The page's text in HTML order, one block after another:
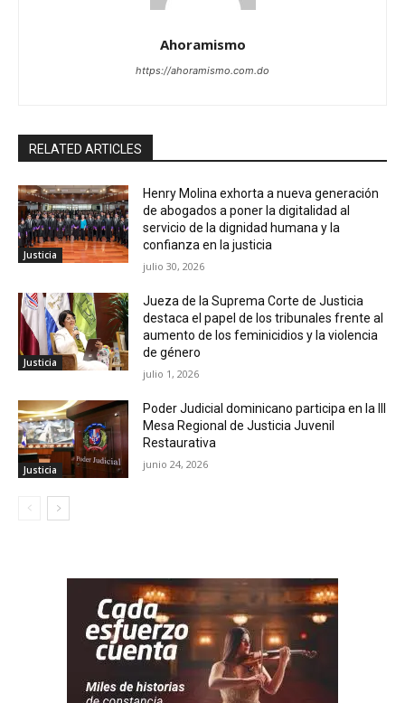
Ahoramismo
https://ahoramismo.com.do
RELATED ARTICLES
Justicia
Henry Molina exhorta a nueva generación
de abogados a poner la digitalidad al
servicio de la dignidad humana y la
confianza en la justicia
julio 30, 2026
Justicia
Jueza de la Suprema Corte de Justicia
destaca el papel de los tribunales frente al
aumento de los feminicidios y la violencia
de género
julio 1, 2026
Justicia
Poder Judicial dominicano participa en la III
Mesa Regional de Justicia Juvenil
Restaurativa
junio 24, 2026